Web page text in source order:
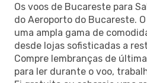
Os voos de Bucareste para
do Aeroporto do Bucareste.
uma ampla gama de
desde lojas sofisticadas a
Compre lembranças de
para ler durante o voo,